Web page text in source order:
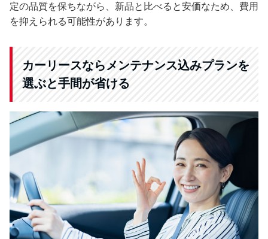
定の品質を保ちながら、新品と比べると安価なため、費用
を抑えられる可能性があります。
カーリースならメンテナンス込みプランを
選ぶと手間が省ける